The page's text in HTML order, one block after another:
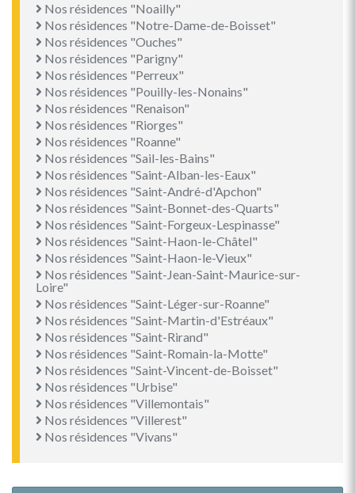
Nos résidences "Noailly"
Nos résidences "Notre-Dame-de-Boisset"
Nos résidences "Ouches"
Nos résidences "Parigny"
Nos résidences "Perreux"
Nos résidences "Pouilly-les-Nonains"
Nos résidences "Renaison"
Nos résidences "Riorges"
Nos résidences "Roanne"
Nos résidences "Sail-les-Bains"
Nos résidences "Saint-Alban-les-Eaux"
Nos résidences "Saint-André-d'Apchon"
Nos résidences "Saint-Bonnet-des-Quarts"
Nos résidences "Saint-Forgeux-Lespinasse"
Nos résidences "Saint-Haon-le-Châtel"
Nos résidences "Saint-Haon-le-Vieux"
Nos résidences "Saint-Jean-Saint-Maurice-sur-
Loire"
Nos résidences "Saint-Léger-sur-Roanne"
Nos résidences "Saint-Martin-d'Estréaux"
Nos résidences "Saint-Rirand"
Nos résidences "Saint-Romain-la-Motte"
Nos résidences "Saint-Vincent-de-Boisset"
Nos résidences "Urbise"
Nos résidences "Villemontais"
Nos résidences "Villerest"
Nos résidences "Vivans"